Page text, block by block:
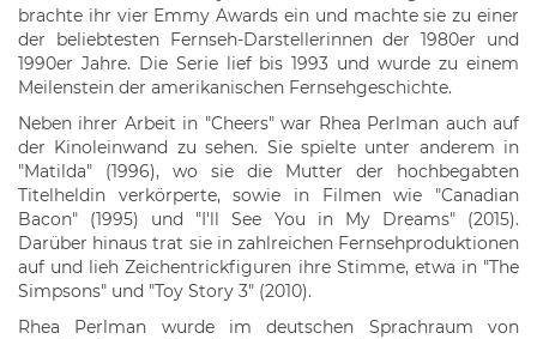
brachte ihr vier Emmy Awards ein und machte sie zu einer
der beliebtesten Fernseh-Darstellerinnen der 1980er und
1990er Jahre. Die Serie lief bis 1993 und wurde zu einem
Meilenstein der amerikanischen Fernsehgeschichte.
Neben ihrer Arbeit in "Cheers" war Rhea Perlman auch auf
der Kinoleinwand zu sehen. Sie spielte unter anderem in
"Matilda" (1996), wo sie die Mutter der hochbegabten
Titelheldin verkörperte, sowie in Filmen wie "Canadian
Bacon" (1995) und "I'll See You in My Dreams" (2015).
Darüber hinaus trat sie in zahlreichen Fernsehproduktionen
auf und lieh Zeichentrickfiguren ihre Stimme, etwa in "The
Simpsons" und "Toy Story 3" (2010).
Rhea Perlman wurde im deutschen Sprachraum von